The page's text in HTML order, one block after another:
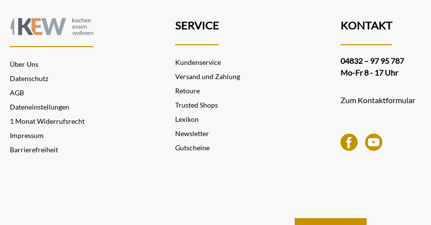
Über Uns
Datenschutz
AGB
Dateneinstellungen
1 Monat Widerrufsrecht
Impressum
Barrierefreiheit
SERVICE
Kundenservice
Versand und Zahlung
Retoure
Trusted Shops
Lexikon
Newsletter
Gutscheine
KONTAKT
04832 – 97 95 787
Mo-Fr 8 - 17 Uhr
Zum Kontaktformular